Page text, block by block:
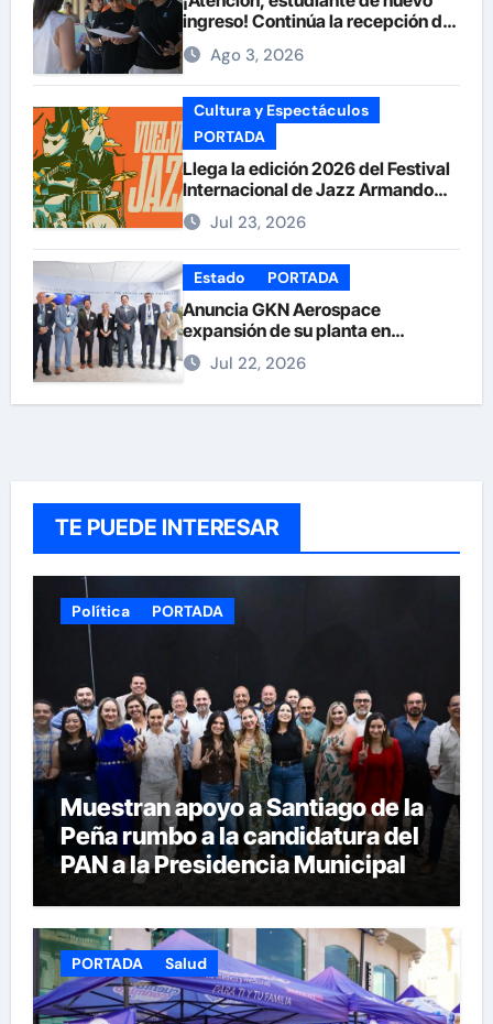
ingreso! Continúa la recepción de
documentos en la UACH.
Ago 3, 2026
Cultura y Espectáculos
PORTADA
Llega la edición 2026 del Festival
Internacional de Jazz Armando
Nuñez
Jul 23, 2026
Estado PORTADA
Anuncia GKN Aerospace
expansión de su planta en
Chihuahua
Jul 22, 2026
TE PUEDE INTERESAR
Política PORTADA
Muestran apoyo a Santiago de la
Peña rumbo a la candidatura del
PAN a la Presidencia Municipal
PORTADA Salud